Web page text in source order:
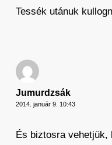
Tessék utánuk
Jumurdzsák
2014. január 9. 10:43
És biztosra vehetjük,